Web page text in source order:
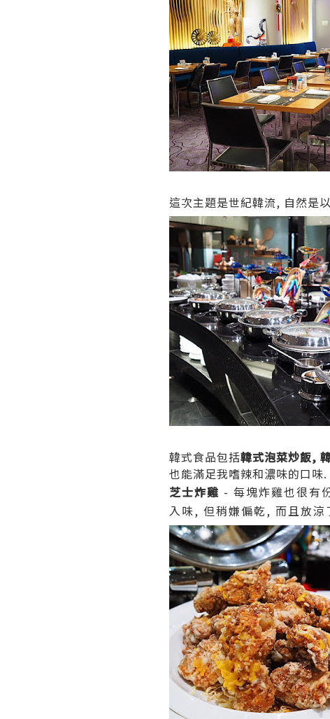
這次主題是世紀韓流, 自然是
韓式食品包括韓式泡菜炒飯,
也能滿足我嗜辣和濃味的口味.
芝士炸雞 - 每塊炸雞也很有
入味, 但稍嫌偏乾, 而且放